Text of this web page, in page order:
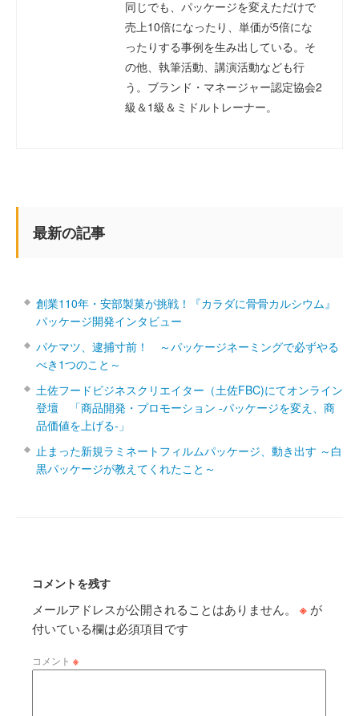
同じでも、パッケージを変えただけで
売上10倍になったり、単価が5倍にな
ったりする事例を生み出している。そ
の他、執筆活動、講演活動なども行
う。ブランド・マネージャー認定協会2
級＆1級＆ミドルトレーナー。
最新の記事
創業110年・安部製菓が挑戦！『カラダに骨骨カルシウム』
パッケージ開発インタビュー
パケマツ、逮捕寸前！ ～パッケージネーミングで必ずやる
べき1つのこと～
土佐フードビジネスクリエイター（土佐FBC)にてオンライン
登壇 「商品開発・プロモーション ‐パッケージを変え、商
品価値を上げる‐」
止まった新規ラミネートフィルムパッケージ、動き出す ～白
黒パッケージが教えてくれたこと～
コメントを残す
メールアドレスが公開されることはありません。 ※ が
付いている欄は必須項目です
コメント ※